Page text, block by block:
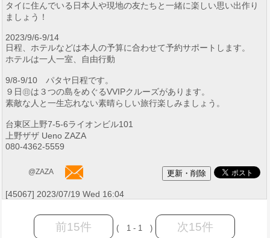
タイに住んでいる日本人や現地の友たちと一緒に楽しい思い出作り
ましょう！
2023/9/6-9/14
日程、ホテルなどは本人の予算に合わせて予約サポートします。
ホテルは一人一室、自由行動
9/8-9/10 パタヤ日程です。
９日㊐は３つの島をめぐるVVIPクルーズがあります。
素敵な人と一生忘れない素晴らしい旅行楽しみましょう。
台東区上野7-5-6ライオンビル101
上野ザザ Ueno ZAZA
080-4362-5559
@ZAZA
[45067] 2023/07/19 Wed 16:04
前15件 ( 1 - 1 ) 次15件